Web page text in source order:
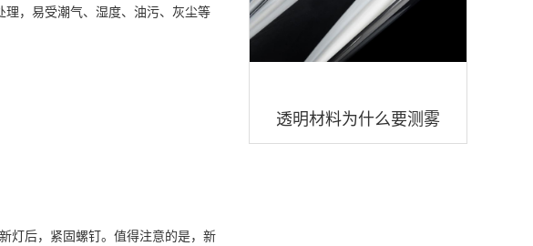
透明材料为什么要测雾
，易受潮气、湿度、油污、灰尘等
灯后，紧固螺钉。值得注意的是，新